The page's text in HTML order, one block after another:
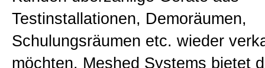
RFID Reader
RFID Antennen
Testinstallationen, Demoräumen,
Schulungsräumen etc. wieder
möchten. Meshed Systems bietet